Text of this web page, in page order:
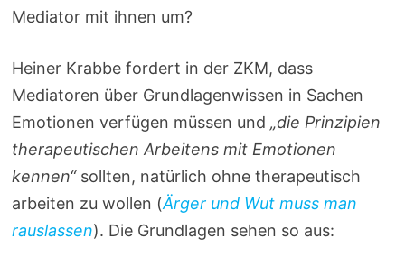
Mediator mit ihnen um?
Heiner Krabbe fordert in der ZKM, dass
Mediatoren über Grundlagenwissen in Sachen
Emotionen verfügen müssen und„die Prinzipien
therapeutischen Arbeitens mit Emotionen
kennen“sollten, natürlich ohne therapeutisch
arbeiten zu wollen (Ärger und Wut muss man
rauslassen). Die Grundlagen sehen so aus: